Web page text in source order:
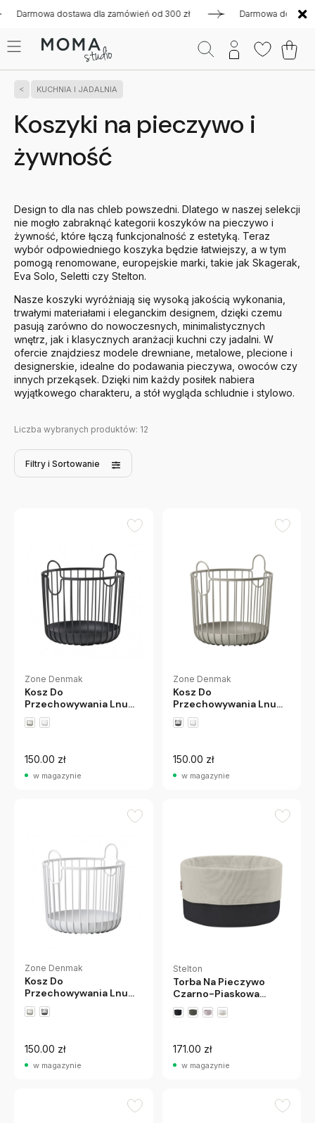
dostawa dla zamówień od 300 zł Darmowa dostawa dla
KUCHNIA I JADALNIA
Koszyki na pieczywo i
żywność
Design to dla nas chleb powszedni. Dlatego w naszej selekcji
nie mogło zabraknąć kategorii koszyków na pieczywo i
żywność, które łączą funkcjonalność z estetyką. Teraz
wybór odpowiedniego koszyka będzie łatwiejszy, a w tym
pomogą renomowane, europejskie marki, takie jak Skagerak,
Eva Solo, Seletti czy Stelton.
Nasze koszyki wyróżniają się wysoką jakością wykonania,
trwałymi materiałami i eleganckim designem, dzięki czemu
pasują zarówno do nowoczesnych, minimalistycznych
wnętrz, jak i klasycznych aranżacji kuchni czy jadalni. W
ofercie znajdziesz modele drewniane, metalowe, plecione i
designerskie, idealne do podawania pieczywa, owoców czy
innych przekąsek. Dzięki nim każdy posiłek nabiera
wyjątkowego charakteru, a stół wygląda schludnie i stylowo.
Liczba wybranych produktów: 12
Filtry i Sortowanie
Zone Denmak
Kosz Do
Przechowywania Lnu
20 Cm Czarny Zone
Denmark
150.00 zł
w magazynie
Zone Denmak
Kosz Do
Przechowywania Lnu
20 Cm Brązowy Zone
Denmark
150.00 zł
w magazynie
Zone Denmak
Kosz Do
Przechowywania Lnu
20 Cm Jasnoszary
Zone Denmark
150.00 zł
w magazynie
Stelton
Torba Na Pieczywo
Czarno-Piaskowa
Stelton
171.00 zł
w magazynie